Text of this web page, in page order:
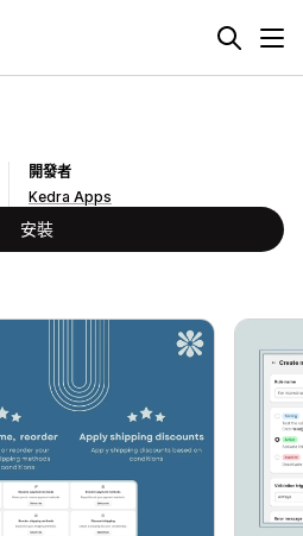
開發者
Kedra Apps
安裝